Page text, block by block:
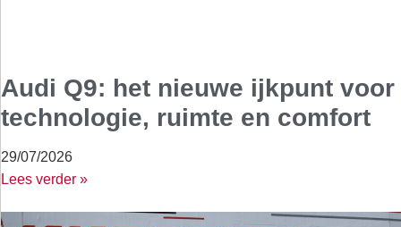
Audi Q9: het nieuwe ijkpunt voor
technologie, ruimte en comfort
29/07/2026
Lees verder »